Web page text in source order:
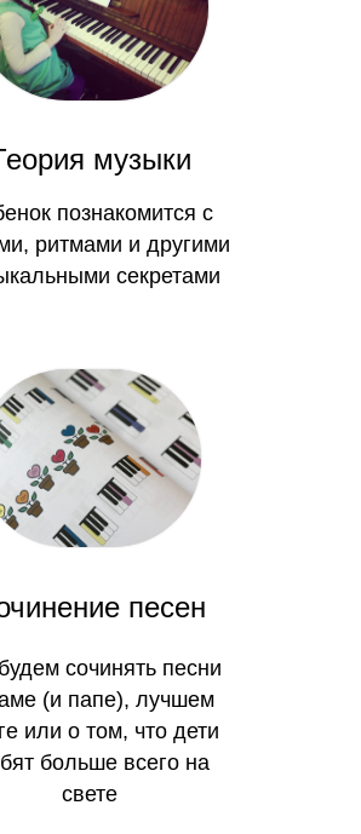
познакомится с
ритмами и другими
секретами
музыки
песен
сочинять песни
(и папе), лучшем
или о том, что дети
больше всего на
свете